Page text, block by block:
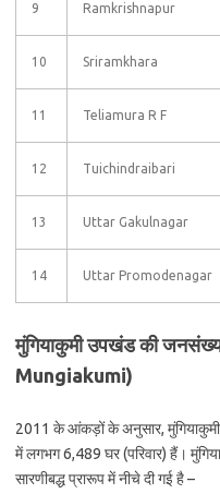
9 Ramkrishnapur
10 Sriramkhara
11 Teliamura R F
12 Tuichindraibari
13 Uttar Gakulnagar
14 Uttar Promodenagar
मुंगियाकुमी उपखंड की
Mungiakumi)
2011 के आंकड़ों के अनुसार,
में लगभग 6,489 घर (परिवार) हैं।
सारणीबद्ध प्रारूप में नीचे दी गई है –